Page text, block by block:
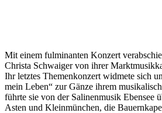
Mit einem fulminanten Konzert
Christa Schwaiger von ihrer
Ihr letztes Themenkonzert widmete sich
mein Leben“ zur Gänze ihrem
führte sie von der Salinenmusik Ebensee
Asten und Kleinmünchen, die